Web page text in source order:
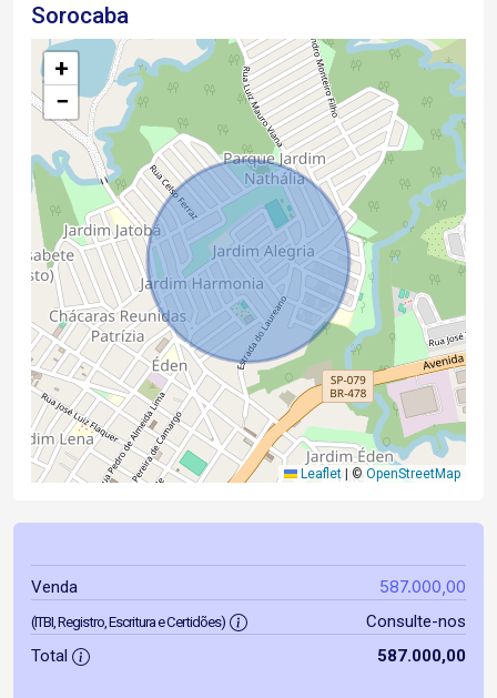
Sorocaba
+
−
Leaflet ©OpenStreetMap
Venda 587.000,00
(ITBI, Registro, Escritura e Certidões)
Consulte-nos
Total
587.000,00